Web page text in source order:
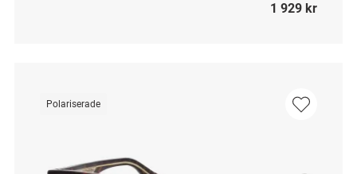
1 929 kr
Polariserade